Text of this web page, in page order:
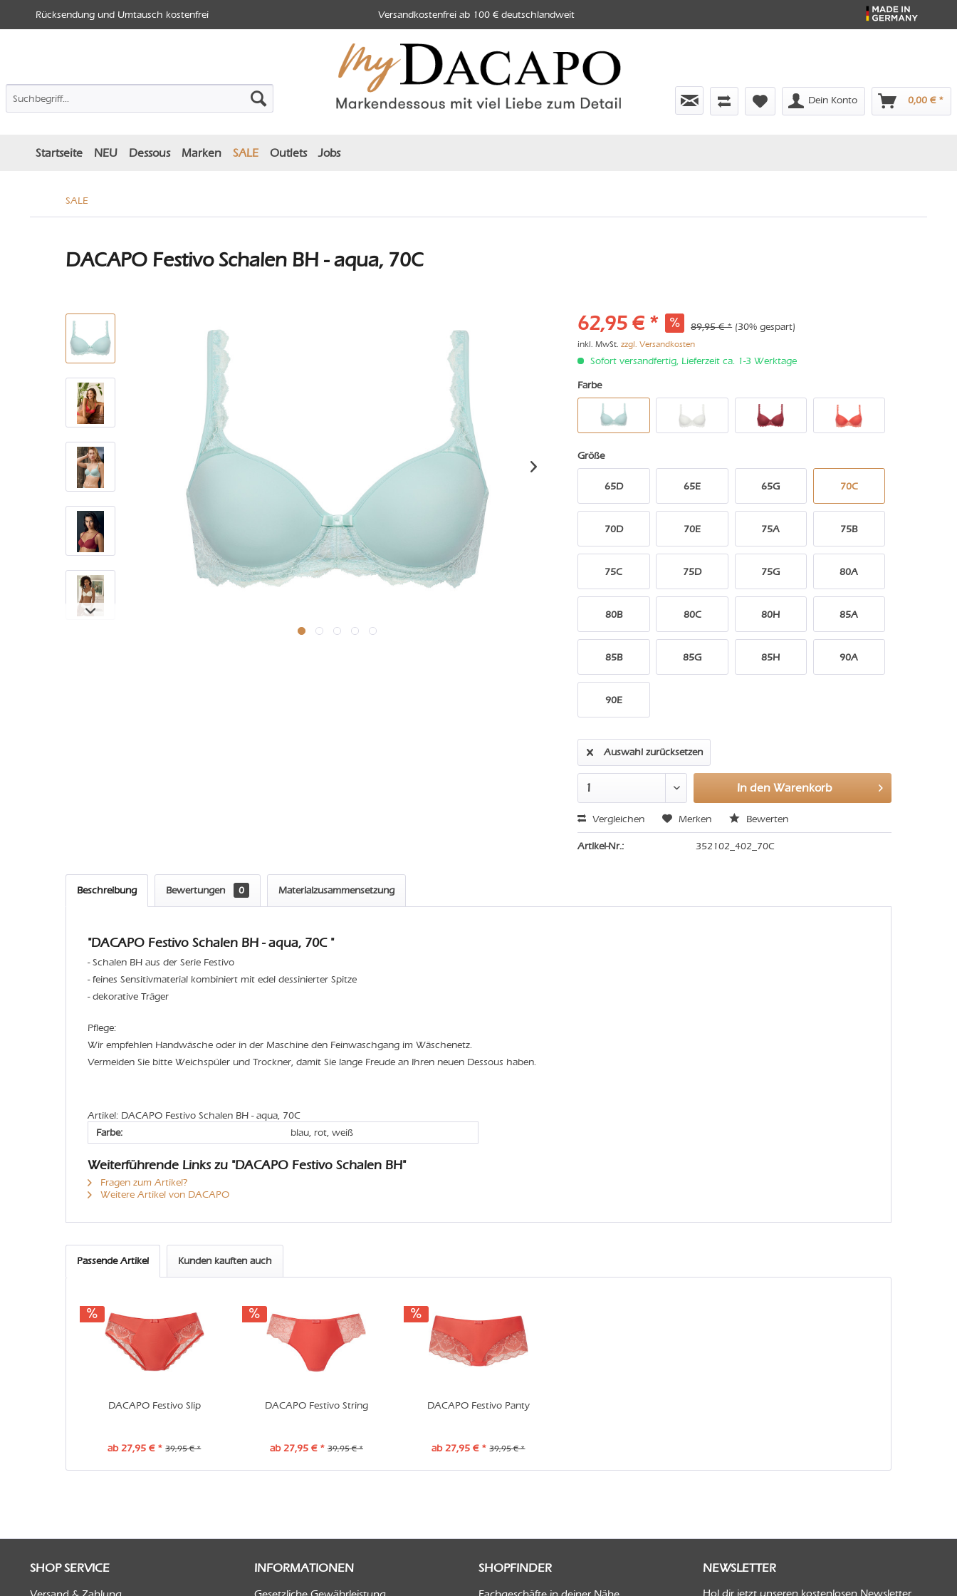
Rücksendung und Umtausch kostenfrei Versandkostenfrei ab 100 € deutschlandweit
Dein Konto 0,00 € *
Startseite NEU Dessous Marken SALE Outlets Jobs
SALE
DACAPO Festivo Schalen BH - aqua, 70C
62,95 € * 89,95 € * (30% gespart)
inkl. MwSt.zzgl. Versandkosten
Sofort versandfertig, Lieferzeit ca. 1-3 Werktage
Farbe
Größe
65D 65E 65G 70C
70D 70E 75A 75B
75C 75D 75G 80A
80B 80C 80H 85A
85B 85G 85H 90A
90E
Auswahl zurücksetzen
In den Warenkorb
Vergleichen Merken Bewerten
Artikel-Nr.: 352102_402_70C
Beschreibung Bewertungen 0 Materialzusammensetzung
"DACAPO Festivo Schalen BH - aqua, 70C "
- Schalen BH aus der Serie Festivo
- feines Sensitivmaterial kombiniert mit edel dessinierter Spitze
- dekorative Träger
Pflege:
Wir empfehlen Handwäsche oder in der Maschine den Feinwaschgang im Wäschenetz.
Vermeiden Sie bitte Weichspüler und Trockner, damit Sie lange Freude an Ihren neuen Dessous haben.
Artikel: DACAPO Festivo Schalen BH - aqua, 70C
Farbe:
blau, rot, weiß
Weiterführende Links zu "DACAPO Festivo Schalen BH"
Fragen zum Artikel?
Weitere Artikel von DACAPO
Passende Artikel Kunden kauften auch
DACAPO Festivo Slip
ab 27,95 € * 39,95 € *
DACAPO Festivo String
ab 27,95 € * 39,95 € *
DACAPO Festivo Panty
ab 27,95 € * 39,95 € *
SHOP SERVICE INFORMATIONEN SHOPFINDER NEWSLETTER
Hol dir jetzt unseren kostenlosen Newsletter